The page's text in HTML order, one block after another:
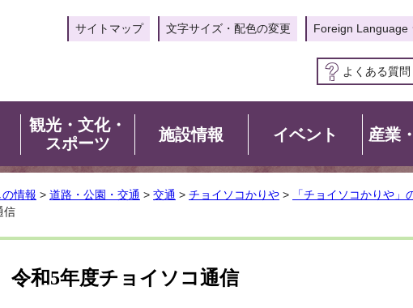
サイトマップ 文字サイズ・配色の変更 Foreign Language
よくある質問
観光・文化・
スポーツ
施設情報 イベント 産業
の情報 > 道路・公園・交通 > 交通 > チョイソコかりや >
「チョイソコかりや
信
令和5年度チョイソコ通信